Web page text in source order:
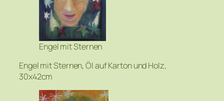
Engel mit Sternen
Engel mit Sternen, Öl auf Karton und Holz,
30x42cm